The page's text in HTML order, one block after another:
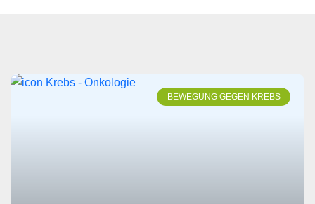
BEWEGUNG GEGEN KREBS